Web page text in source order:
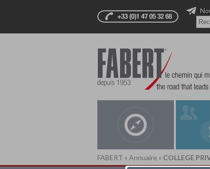
FABERT » Annuaire » COLLEGE